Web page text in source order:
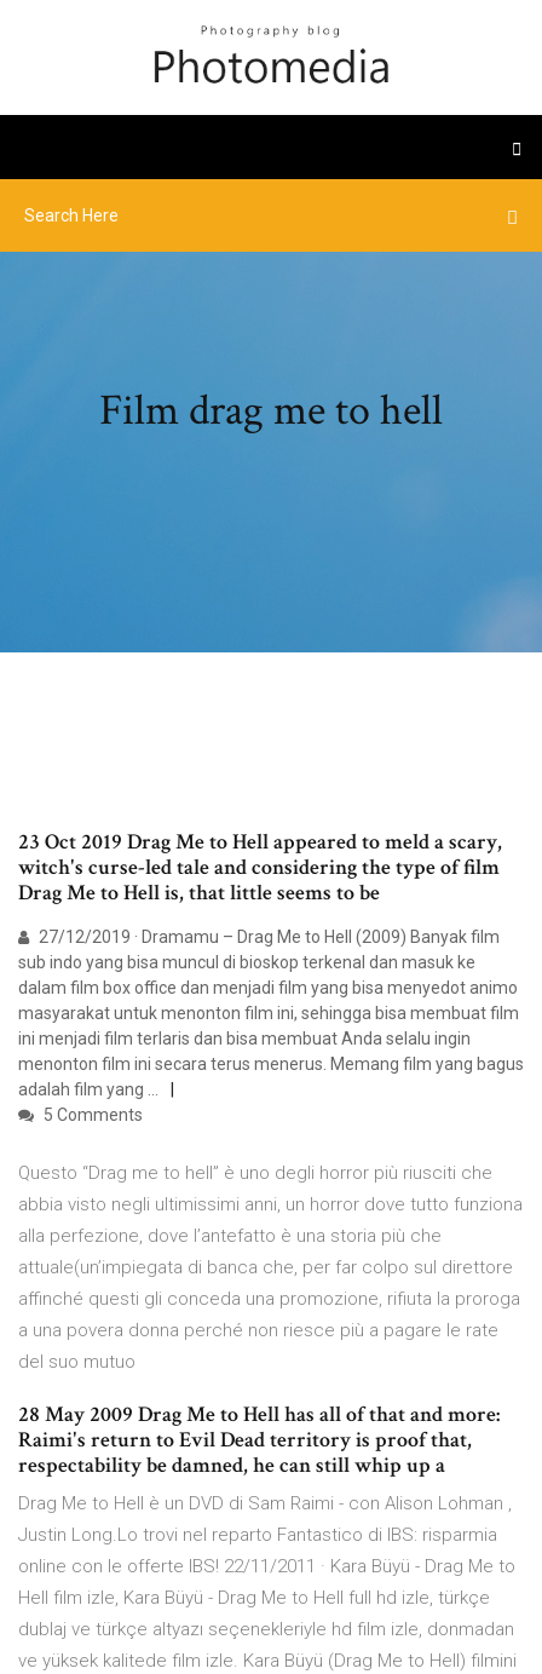
Film drag me to hell
23 Oct 2019 Drag Me to Hell appeared to meld a scary,
witch's curse-led tale and considering the type of film
Drag Me to Hell is, that little seems to be
27/12/2019 · Dramamu – Drag Me to Hell (2009) Banyak film
sub indo yang bisa muncul di bioskop terkenal dan masuk ke
dalam film box office dan menjadi film yang bisa menyedot animo
masyarakat untuk menonton film ini, sehingga bisa membuat film
ini menjadi film terlaris dan bisa membuat Anda selalu ingin
menonton film ini secara terus menerus. Memang film yang bagus
adalah film yang …
5 Comments
Questo “Drag me to hell” è uno degli horror più riusciti che
abbia visto negli ultimissimi anni, un horror dove tutto funziona
alla perfezione, dove l’antefatto è una storia più che
attuale(un’impiegata di banca che, per far colpo sul direttore
affinché questi gli conceda una promozione, rifiuta la proroga
a una povera donna perché non riesce più a pagare le rate
del suo mutuo
28 May 2009 Drag Me to Hell has all of that and more:
Raimi's return to Evil Dead territory is proof that,
respectability be damned, he can still whip up a
Drag Me to Hell è un DVD di Sam Raimi - con Alison Lohman ,
Justin Long.Lo trovi nel reparto Fantastico di IBS: risparmia
online con le offerte IBS! 22/11/2011 · Kara Büyü - Drag Me to
Hell film izle, Kara Büyü - Drag Me to Hell full hd izle, türkçe
dublaj ve türkçe altyazı seçenekleriyle hd film izle, donmadan
ve yüksek kalitede film izle. Kara Büyü (Drag Me to Hell) filmini